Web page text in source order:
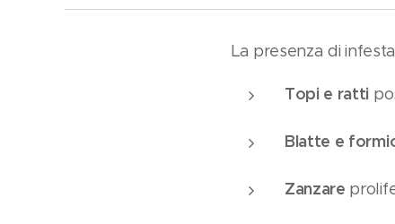
La presenza di
Topi e ratti
Blatte e
Zanzare